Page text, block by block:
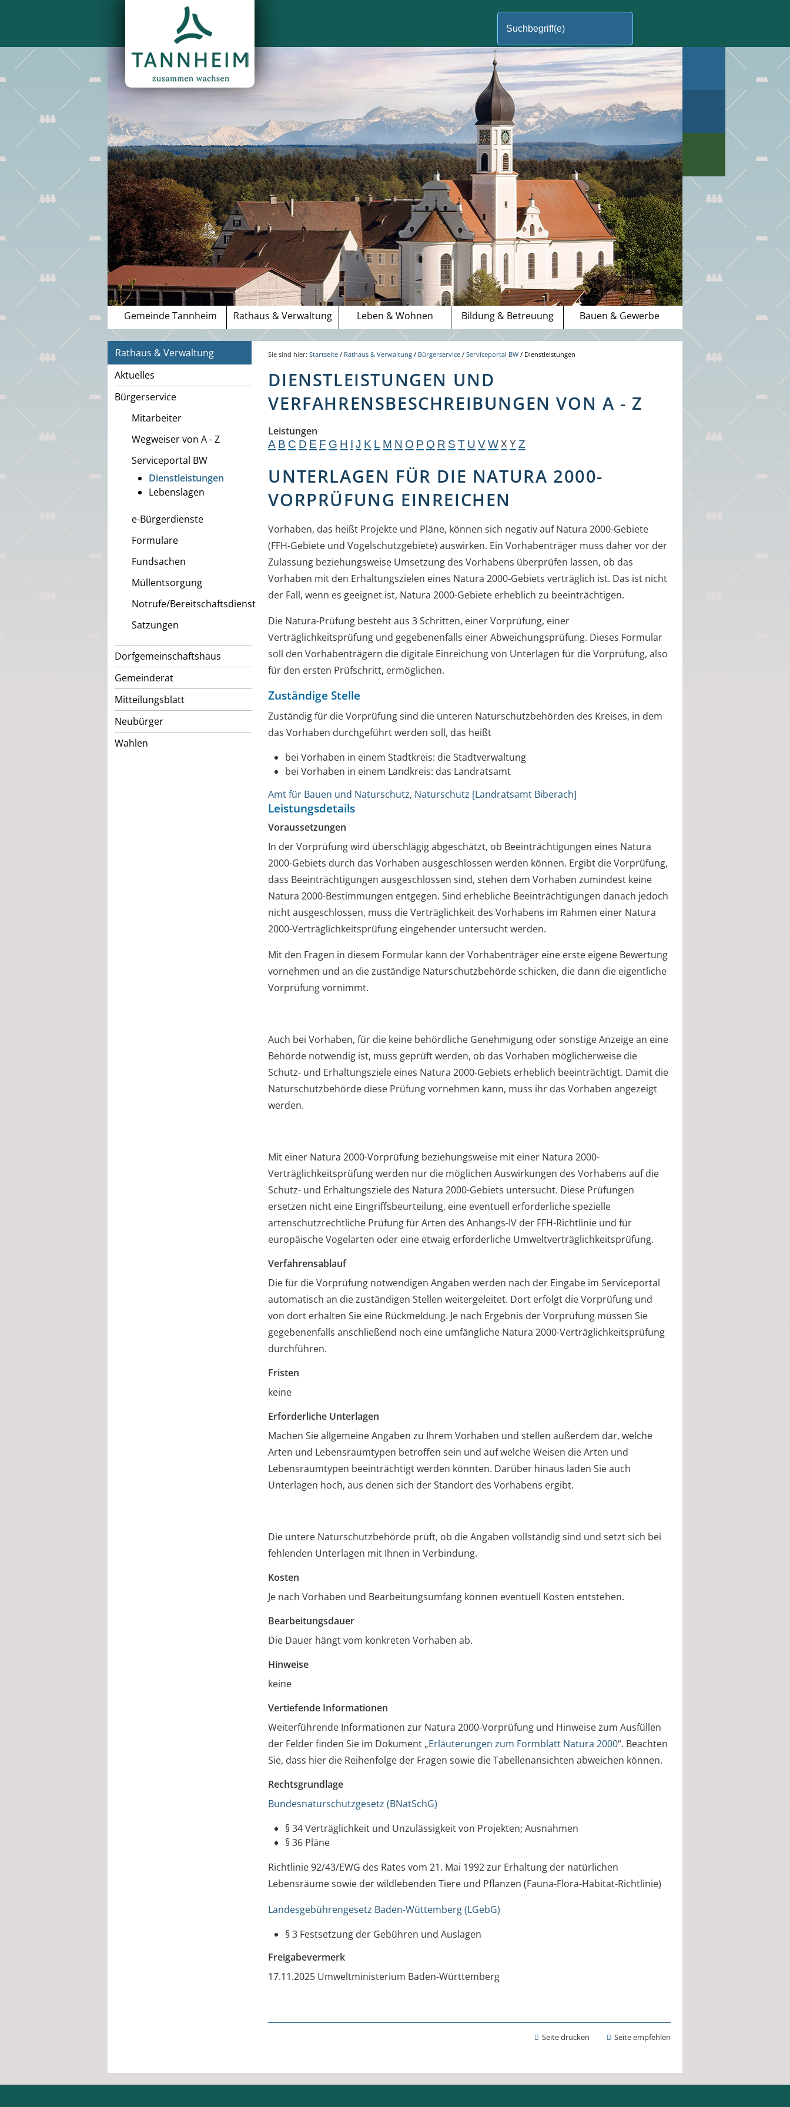
Gemeinde Tannheim Rathaus & Verwaltung Leben & Wohnen Bildung & Betreuung Bauen & Gewerbe
Rathaus & Verwaltung
Aktuelles
Bürgerservice
Mitarbeiter
Wegweiser von A - Z
Serviceportal BW
Dienstleistungen
Lebenslagen
e-Bürgerdienste
Formulare
Fundsachen
Müllentsorgung
Notrufe/Bereitschaftsdienst
Satzungen
Dorfgemeinschaftshaus
Gemeinderat
Mitteilungsblatt
Neubürger
Wahlen
Sie sind hier:Startseite / Rathaus & Verwaltung / Bürgerservice /Serviceportal BW / Dienstleistungen
DIENSTLEISTUNGEN UND
VERFAHRENSBESCHREIBUNGEN VON A - Z
Leistungen
A B C D E F G H I J K L M N O P Q R S T U V W X Y Z
UNTERLAGEN FÜR DIE NATURA 2000-
VORPRÜFUNG EINREICHEN
Vorhaben, das heißt Projekte und Pläne, können sich negativ auf Natura 2000-Gebiete
(FFH-Gebiete und Vogelschutzgebiete) auswirken. Ein Vorhabenträger muss daher vor der
Zulassung beziehungsweise Umsetzung des Vorhabens überprüfen lassen, ob das
Vorhaben mit den Erhaltungszielen eines Natura 2000-Gebiets verträglich ist. Das ist nicht
der Fall, wenn es geeignet ist, Natura 2000-Gebiete erheblich zu beeinträchtigen.
Die Natura-Prüfung besteht aus 3 Schritten, einer Vorprüfung, einer
Verträglichkeitsprüfung und gegebenenfalls einer Abweichungsprüfung. Dieses Formular
soll den Vorhabenträgern die digitale Einreichung von Unterlagen für die Vorprüfung, also
für den ersten Prüfschritt, ermöglichen.
Zuständige Stelle
Zuständig für die Vorprüfung sind die unteren Naturschutzbehörden des Kreises, in dem
das Vorhaben durchgeführt werden soll, das heißt
bei Vorhaben in einem Stadtkreis: die Stadtverwaltung
bei Vorhaben in einem Landkreis: das Landratsamt
Amt für Bauen und Naturschutz, Naturschutz [Landratsamt Biberach]
Leistungsdetails
Voraussetzungen
In der Vorprüfung wird überschlägig abgeschätzt, ob Beeinträchtigungen eines Natura
2000-Gebiets durch das Vorhaben ausgeschlossen werden können. Ergibt die Vorprüfung,
dass Beeinträchtigungen ausgeschlossen sind, stehen dem Vorhaben zumindest keine
Natura 2000-Bestimmungen entgegen. Sind erhebliche Beeinträchtigungen danach jedoch
nicht ausgeschlossen, muss die Verträglichkeit des Vorhabens im Rahmen einer Natura
2000-Verträglichkeitsprüfung eingehender untersucht werden.
Mit den Fragen in diesem Formular kann der Vorhabenträger eine erste eigene Bewertung
vornehmen und an die zuständige Naturschutzbehörde schicken, die dann die eigentliche
Vorprüfung vornimmt.
Auch bei Vorhaben, für die keine behördliche Genehmigung oder sonstige Anzeige an eine
Behörde notwendig ist, muss geprüft werden, ob das Vorhaben möglicherweise die
Schutz- und Erhaltungsziele eines Natura 2000-Gebiets erheblich beeinträchtigt. Damit die
Naturschutzbehörde diese Prüfung vornehmen kann, muss ihr das Vorhaben angezeigt
werden.
Mit einer Natura 2000-Vorprüfung beziehungsweise mit einer Natura 2000-
Verträglichkeitsprüfung werden nur die möglichen Auswirkungen des Vorhabens auf die
Schutz- und Erhaltungsziele des Natura 2000-Gebiets untersucht. Diese Prüfungen
ersetzen nicht eine Eingriffsbeurteilung, eine eventuell erforderliche spezielle
artenschutzrechtliche Prüfung für Arten des Anhangs-IV der FFH-Richtlinie und für
europäische Vogelarten oder eine etwaig erforderliche Umweltverträglichkeitsprüfung.
Verfahrensablauf
Die für die Vorprüfung notwendigen Angaben werden nach der Eingabe im Serviceportal
automatisch an die zuständigen Stellen weitergeleitet. Dort erfolgt die Vorprüfung und
von dort erhalten Sie eine Rückmeldung. Je nach Ergebnis der Vorprüfung müssen Sie
gegebenenfalls anschließend noch eine umfängliche Natura 2000-Verträglichkeitsprüfung
durchführen.
Fristen
keine
Erforderliche Unterlagen
Machen Sie allgemeine Angaben zu Ihrem Vorhaben und stellen außerdem dar, welche
Arten und Lebensraumtypen betroffen sein und auf welche Weisen die Arten und
Lebensraumtypen beeinträchtigt werden könnten. Darüber hinaus laden Sie auch
Unterlagen hoch, aus denen sich der Standort des Vorhabens ergibt.
Die untere Naturschutzbehörde prüft, ob die Angaben vollständig sind und setzt sich bei
fehlenden Unterlagen mit Ihnen in Verbindung.
Kosten
Je nach Vorhaben und Bearbeitungsumfang können eventuell Kosten entstehen.
Bearbeitungsdauer
Die Dauer hängt vom konkreten Vorhaben ab.
Hinweise
keine
Vertiefende Informationen
Weiterführende Informationen zur Natura 2000-Vorprüfung und Hinweise zum Ausfüllen
der Felder finden Sie im Dokument „Erläuterungen zum Formblatt Natura 2000“. Beachten
Sie, dass hier die Reihenfolge der Fragen sowie die Tabellenansichten abweichen können.
Rechtsgrundlage
Bundesnaturschutzgesetz (BNatSchG)
§ 34 Verträglichkeit und Unzulässigkeit von Projekten; Ausnahmen
§ 36 Pläne
Richtlinie 92/43/EWG des Rates vom 21. Mai 1992 zur Erhaltung der natürlichen
Lebensräume sowie der wildlebenden Tiere und Pflanzen(Fauna-Flora-Habitat-Richtlinie)
Landesgebührengesetz Baden-Wüttemberg (LGebG)
§ 3 Festsetzung der Gebühren und Auslagen
Freigabevermerk
17.11.2025 Umweltministerium Baden-Württemberg
Seite drucken Seite empfehlen